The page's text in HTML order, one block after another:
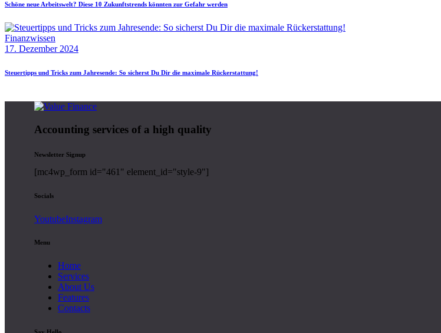
Schöne neue Arbeitswelt? Diese 10 Zukunftstrends könnten zur Gefahr werden
Finanzwissen
17. Dezember 2024
Steuertipps und Tricks zum Jahresende: So sicherst Du Dir die maximale Rückerstattung!
Accounting services of a high quality
Newsletter Signup
[mc4wp_form id="461" element_id="style-9"]
Socials
YoutubeInstagram
Menu
Home
Services
About Us
Features
Contacts